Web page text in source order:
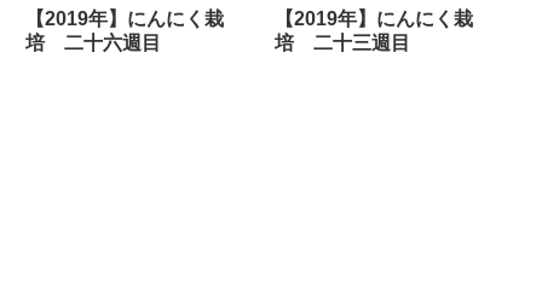
【2019年】にんにく栽
培 二十六週目
【2019年】にんにく栽
培 二十三週目